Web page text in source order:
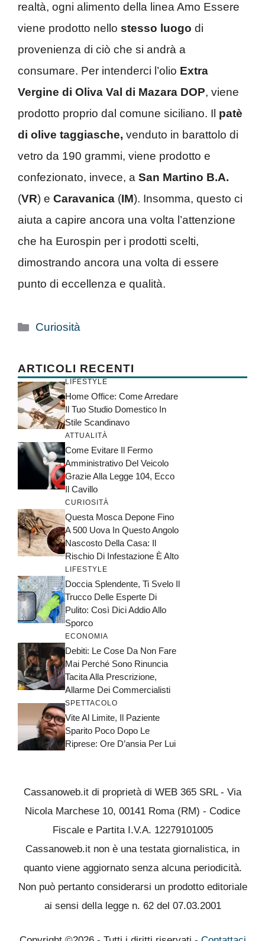
realtà, ogni alimento della linea Amo Essere
viene prodotto nello stesso luogo di
provenienza di ciò che si andrà a
consumare. Per intenderci l’olio Extra
Vergine di Oliva Val di Mazara DOP, viene
prodotto proprio dal comune siciliano. Il patè
di olive taggiasche, venduto in barattolo di
vetro da 190 grammi, viene prodotto e
confezionato, invece, a San Martino B.A.
(VR) e Caravanica (IM). Insomma, questo ci
aiuta a capire ancora una volta l’attenzione
che ha Eurospin per i prodotti scelti,
dimostrando ancora una volta di essere
punto di eccellenza e qualità.
Categorie
Curiosità
ARTICOLI RECENTI
LIFESTYLE
Home Office: Come Arredare
Il Tuo Studio Domestico In
Stile Scandinavo
ATTUALITÀ
Come Evitare Il Fermo
Amministrativo Del Veicolo
Grazie Alla Legge 104, Ecco
Il Cavillo
CURIOSITÀ
Questa Mosca Depone Fino
A 500 Uova In Questo Angolo
Nascosto Della Casa: Il
Rischio Di Infestazione È Alto
LIFESTYLE
Doccia Splendente, Ti Svelo Il
Trucco Delle Esperte Di
Pulito: Così Dici Addio Allo
Sporco
ECONOMIA
Debiti: Le Cose Da Non Fare
Mai Perché Sono Rinuncia
Tacita Alla Prescrizione,
Allarme Dei Commercialisti
SPETTACOLO
Vite Al Limite, Il Paziente
Sparito Poco Dopo Le
Riprese: Ore D’ansia Per Lui
Cassanoweb.it di proprietà di WEB 365 SRL - Via
Nicola Marchese 10, 00141 Roma (RM) - Codice
Fiscale e Partita I.V.A. 12279101005
Cassanoweb.it non è una testata giornalistica, in
quanto viene aggiornato senza alcuna periodicità.
Non può pertanto considerarsi un prodotto editoriale
ai sensi della legge n. 62 del 07.03.2001